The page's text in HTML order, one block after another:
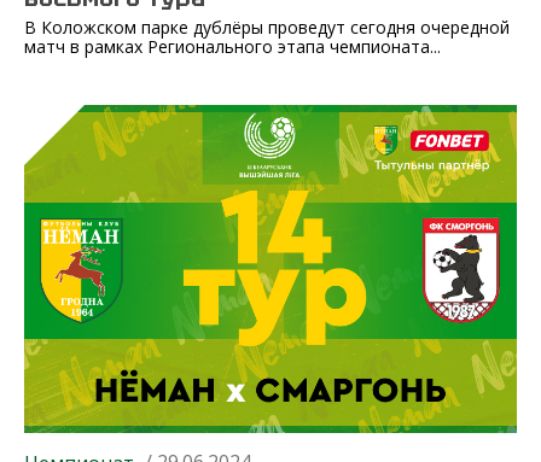
В Коложском парке дублёры проведут сегодня очередной
матч в рамках Регионального этапа чемпионата...